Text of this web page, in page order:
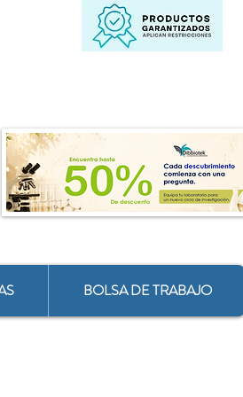
BOLSA DE TRABAJO